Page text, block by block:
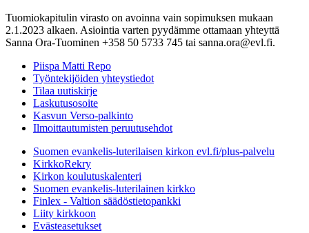
Tuomiokapitulin virasto on avoinna vain sopimuksen mukaan
2.1.2023 alkaen. Asiointia varten pyydämme ottamaan yhteyttä
Sanna Ora-Tuominen +358 50 5733 745 tai sanna.ora@evl.fi.
Piispa Matti Repo
Työntekijöiden yhteystiedot
Tilaa uutiskirje
Laskutusosoite
Kasvun Verso-palkinto
Ilmoittautumisten peruutusehdot
Suomen evankelis-luterilaisen kirkon evl.fi/plus-palvelu
KirkkoRekry
Kirkon koulutuskalenteri
Suomen evankelis-luterilainen kirkko
Finlex - Valtion säädöstietopankki
Liity kirkkoon
Evästeasetukset